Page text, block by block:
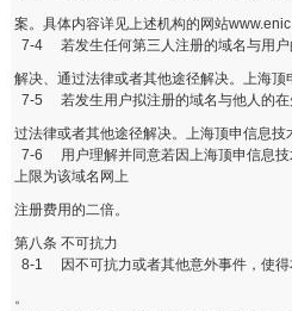
案。具体内容详见上述机构的网站
7-4 若发生任何第三人注册的域名与用户
解决、通过法律或者其他途径解决。上海
7-5 若发生用户拟注册的域名与他人的在
过法律或者其他途径解决。上海顶申信息
7-6 用户理解并同意若因上海顶申信息技
上限为该域名网上
注册费用的二倍。
第八条 不可抗力
8-1 因不可抗力或者其他意外事件，使得
。